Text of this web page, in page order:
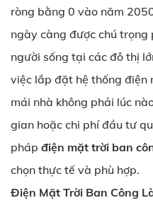
ròng bằng 0 vào năm
ngày càng được chú trọng
người sống tại các đô thị
việc lắp đặt hệ thống
mái nhà không phải lúc
gian hoặc chi phí đầu tư
pháp điện mặt trời ban
chọn thực tế và phù hợp.
Điện Mặt Trời Ban Công